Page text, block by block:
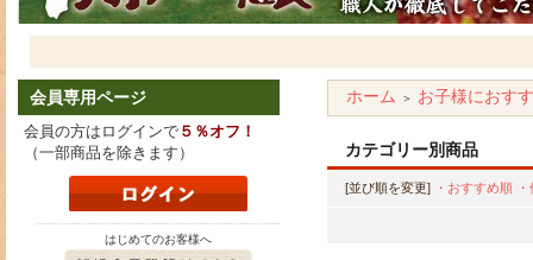
会員専用ページ
会員の方はログインで ５％オフ！
（一部商品を除きます）
はじめてのお客様へ
ホーム ＞ お子様におす
カテゴリー別商品
[並び順を変更] ・おすすめ順